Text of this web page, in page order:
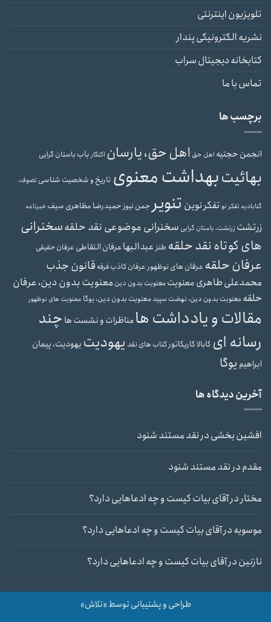
تلویزیون اینترنتی
نشریه الکترونیکی پندار
کتابخانه دیجیتال سراب
تماس با ما
برچسب ها
انجمن حجتیه اهل حق اهل حق، یارسان اکنکارباب باستان گرایی
بهائیتبهداشت معنوی تاریخ و شخصیت شناسی تصوف،
گنابادیه تفکر نوتفکر نوین تنویر جمن نیوز حمیدرضا مظاهری سیفخبرنامه
زرتشت زرتشت، باستان گرایی سخنرانی موضوعی نقد حلقهسخنرانی
های کوتاه نقد حلقه طنز عبدالبهاعرفان التقاطی عرفان حقیقی
عرفان حلقه عرفان های نوظهور عرفان کاذبفرقه قانون جذب
محمدعلی طاهریمعنویت معنویت بدون دین معنویت بدون دین، عرفان
حلقه معنویت بدون دین، نهضت سپیدمعنویت بدون دین، یوگا معنویت های نوظهور
مقالات و یادداشت هامناظرات و نشست ها چند
رسانه ای کابالاکاریکاتور کتاب های نقد یهودیت یهودیت، پیمان
ابراهیم یوگا
آخرین دیدگاه ها
افشین بخشیدرنقد مستند شنود
مقدمدرنقد مستند شنود
مختاردرآقای بیات کیست و چه ادعاهایی دارد؟
موسویهدرآقای بیات کیست و چه ادعاهایی دارد؟
نازنیندرآقای بیات کیست و چه ادعاهایی دارد؟
طراحی و پشتیبانی توسط «تلاش»